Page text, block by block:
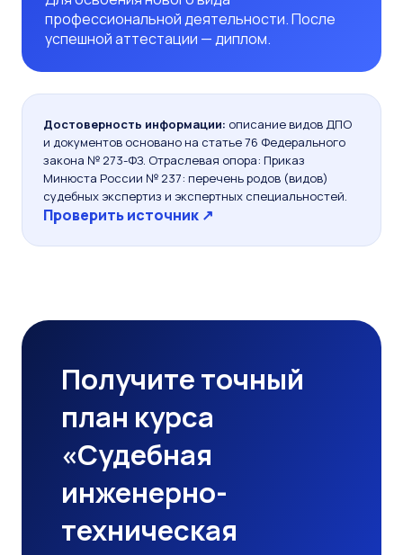
профессиональной деятельности. После
успешной аттестации — диплом.
Достоверность информации: описание видов ДПО
и документов основано на статье 76 Федерального
закона № 273-ФЗ. Отраслевая опора: Приказ
Минюста России № 237: перечень родов (видов)
судебных экспертиз и экспертных специальностей.
Проверить источник ↗
Получите точный
план курса
«Судебная
инженерно-
техническая